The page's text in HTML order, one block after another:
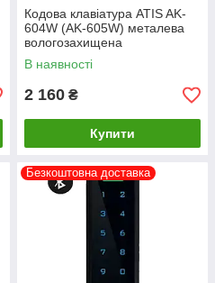
Кодова клавіатура ATIS AK-
604W (AK-605W) металева
вологозахищена
В наявності
2 160 ₴
Купити
Безкоштовна доставка